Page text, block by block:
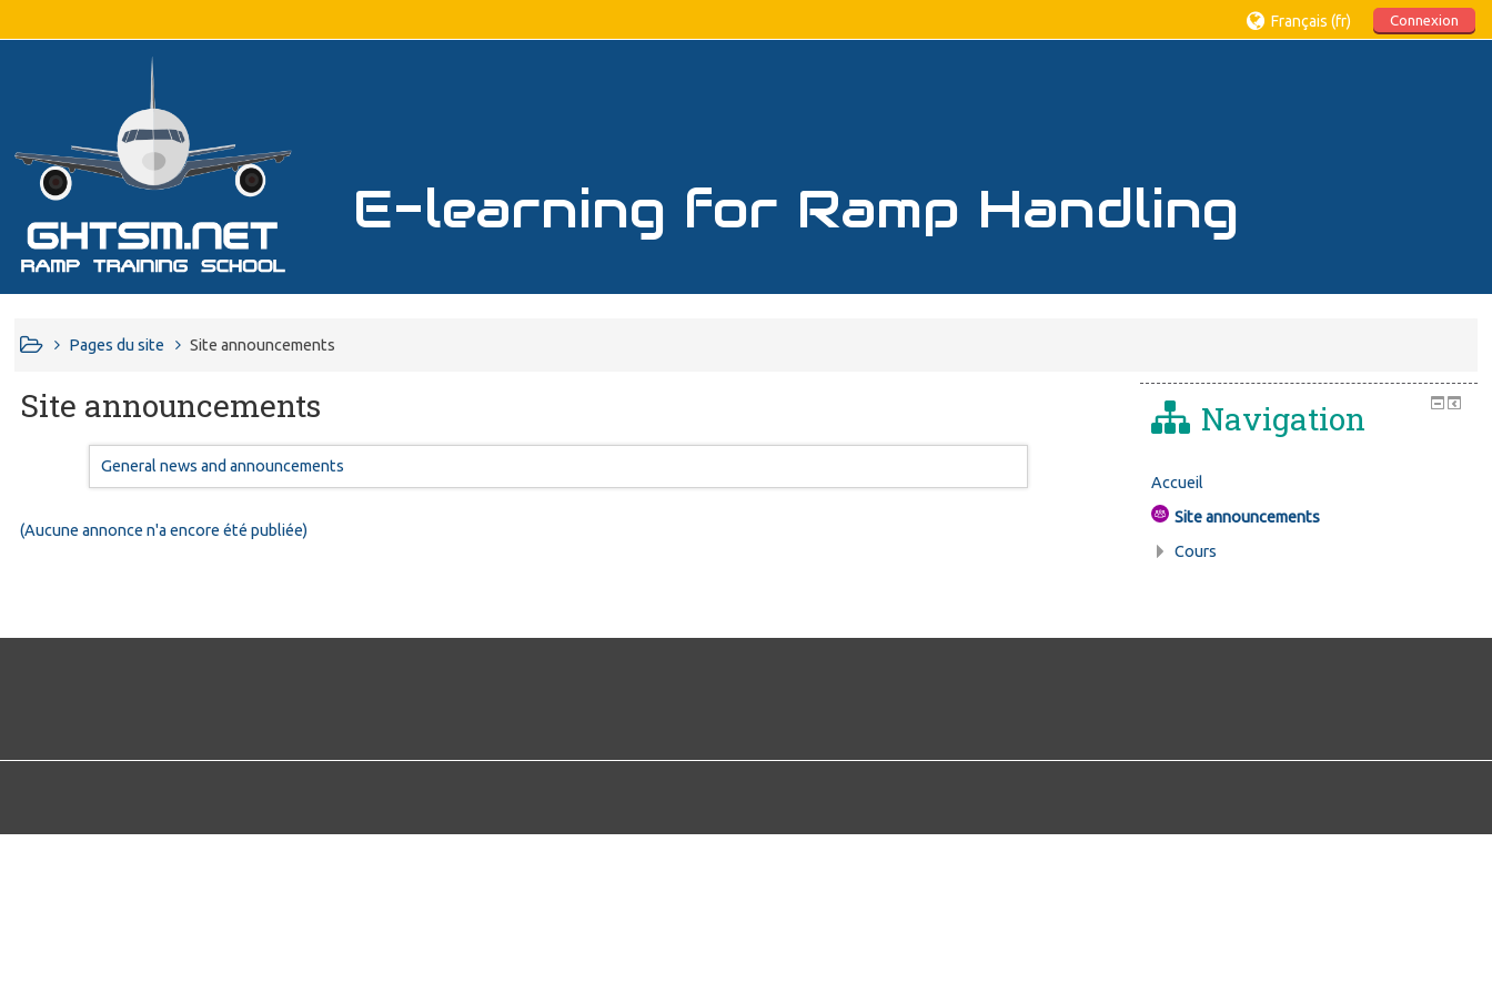
Connexion
Français ‎(fr)‎
E-learning for Ramp Handling
Pages du site Site announcements
Site announcements
General news and announcements
(Aucune annonce n'a encore été publiée)
Navigation
Accueil
Site announcements
Cours